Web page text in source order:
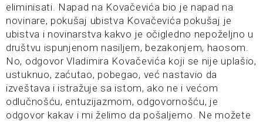
eliminisati. Napad na Kovačevića bio je napad na
novinare, pokušaj ubistva Kovačevića pokušaj je
ubistva i novinarstva kakvo je očigledno nepoželjno u
društvu ispunjenom nasiljem, bezakonjem, haosom.
No, odgovor Vladimira Kovačevića koji se nije uplašio,
ustuknuo, zaćutao, pobegao, već nastavio da
izveštava i istražuje sa istom, ako ne i većom
odlučnošću, entuzijazmom, odgovornošću, je
odgovor kakav i mi želimo da pošaljemo. Ne možete